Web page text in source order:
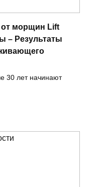
морщин Lift
– Результаты
30 лет начинают